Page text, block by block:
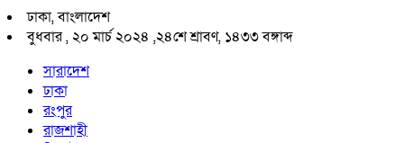
ঢাকা, বাংলাদেশ
বুধবার , ২০ মার্চ ২০২৪ ,২৪শে শ্রাবণ, ১৪৩৩ বঙ্গাব্দ
সারাদেশ
ঢাকা
রংপুর
রাজশাহী